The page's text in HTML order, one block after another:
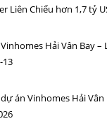
Liên Chiểu hơn 1,7 tỷ
Hải Vân Bay –
13
án Vinhomes Hải